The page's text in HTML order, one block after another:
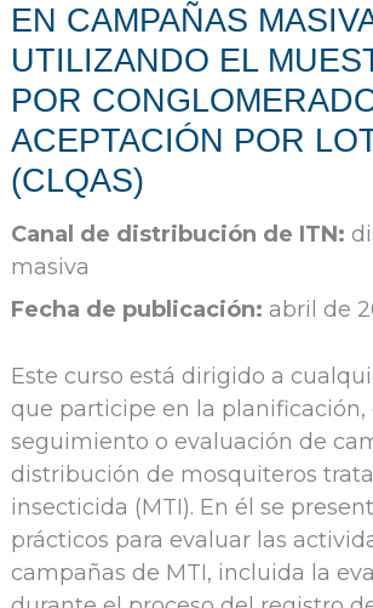
EN CAMPAÑAS
UTILIZANDO EL
POR
ACEPTACIÓN POR
(CLQAS)
Canal de distribución de ITN:
masiva
Fecha de publicación: abril de
Este curso está dirigido a
que participe en la planificación,
seguimiento o evaluación de
distribución de mosquiteros
insecticida (MTI). En él se
prácticos para evaluar las
campañas de MTI, incluida la